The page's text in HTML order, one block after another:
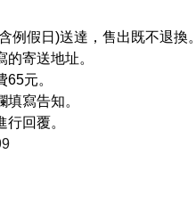
例假日)送達，售出既不退換。
寄送地址。
元。
寫告知。
回覆。